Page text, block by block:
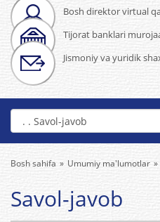
Bosh direktor virtual
Tijorat banklari
Jismoniy va yuridik
Bosh sahifa Umumiy ma'lumotlar
Savol-javob